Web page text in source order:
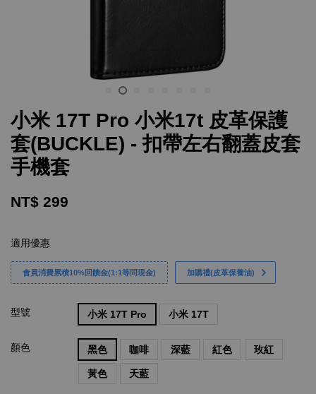
小米 17T Pro 小米17t 皮革保護
套(BUCKLE) - 扣帶左右翻蓋皮套
手機套
NT$ 299
適用優惠
會員消費累積10%回饋金(1:1等同現金) 加購禮(皮革保養油)
型號 小米 17T Pro 小米 17T
顏色 黑色 咖啡 深藍 紅色 玫紅
黃色 天藍